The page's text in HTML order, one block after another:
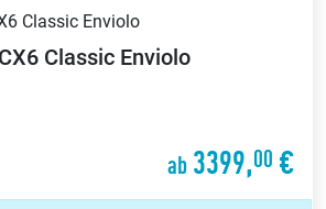
Classic Enviolo
ab 3399,00 €